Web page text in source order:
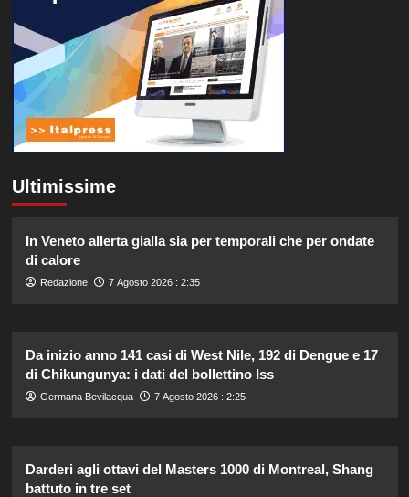
Ultimissime
In Veneto allerta gialla sia per temporali che per ondate
di calore
Redazione 7 Agosto 2026 : 2:35
Da inizio anno 141 casi di West Nile, 192 di Dengue e 17
di Chikungunya: i dati del bollettino Iss
Germana Bevilacqua 7 Agosto 2026 : 2:25
Darderi agli ottavi del Masters 1000 di Montreal, Shang
battuto in tre set